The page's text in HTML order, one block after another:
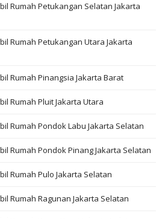
Rumah Petukangan Selatan Jakarta
Rumah Petukangan Utara Jakarta
Rumah Pinangsia Jakarta Barat
Rumah Pluit Jakarta Utara
Rumah Pondok Labu Jakarta Selatan
Rumah Pondok Pinang Jakarta Selatan
Rumah Pulo Jakarta Selatan
Rumah Ragunan Jakarta Selatan